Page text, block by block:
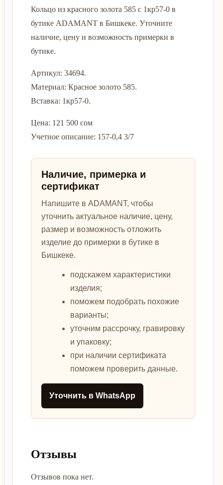
Кольцо из красного золота 585 с 1кр57-0 в
бутике ADAMANT в Бишкеке. Уточните
наличие, цену и возможность примерки в
бутике.
Артикул: 34694.
Материал: Красное золото 585.
Вставка: 1кр57-0.
Цена: 121 500 сом
Учетное описание: 157-0,4 3/7
Наличие, примерка и
сертификат
Напишите в ADAMANT, чтобы
уточнить актуальное наличие, цену,
размер и возможность отложить
изделие до примерки в бутике в
Бишкеке.
подскажем характеристики
изделия;
поможем подобрать похожие
варианты;
уточним рассрочку, гравировку
и упаковку;
при наличии сертификата
поможем проверить данные.
Уточнить в WhatsApp
Отзывы
Отзывов пока нет.